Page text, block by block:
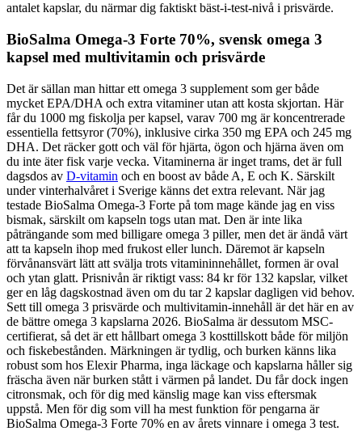
antalet kapslar, du närmar dig faktiskt bäst-i-test-nivå i prisvärde.
BioSalma Omega-3 Forte 70%, svensk omega 3
kapsel med multivitamin och prisvärde
Det är sällan man hittar ett omega 3 supplement som ger både
mycket EPA/DHA och extra vitaminer utan att kosta skjortan. Här
får du 1000 mg fiskolja per kapsel, varav 700 mg är koncentrerade
essentiella fettsyror (70%), inklusive cirka 350 mg EPA och 245 mg
DHA. Det räcker gott och väl för hjärta, ögon och hjärna även om
du inte äter fisk varje vecka. Vitaminerna är inget trams, det är full
dagsdos av D-vitamin och en boost av både A, E och K. Särskilt
under vinterhalvåret i Sverige känns det extra relevant. När jag
testade BioSalma Omega-3 Forte på tom mage kände jag en viss
bismak, särskilt om kapseln togs utan mat. Den är inte lika
påträngande som med billigare omega 3 piller, men det är ändå värt
att ta kapseln ihop med frukost eller lunch. Däremot är kapseln
förvånansvärt lätt att svälja trots vitamininnehållet, formen är oval
och ytan glatt. Prisnivån är riktigt vass: 84 kr för 132 kapslar, vilket
ger en låg dagskostnad även om du tar 2 kapslar dagligen vid behov.
Sett till omega 3 prisvärde och multivitamin-innehåll är det här en av
de bättre omega 3 kapslarna 2026. BioSalma är dessutom MSC-
certifierat, så det är ett hållbart omega 3 kosttillskott både för miljön
och fiskebestånden. Märkningen är tydlig, och burken känns lika
robust som hos Elexir Pharma, inga läckage och kapslarna håller sig
fräscha även när burken stått i värmen på landet. Du får dock ingen
citronsmak, och för dig med känslig mage kan viss eftersmak
uppstå. Men för dig som vill ha mest funktion för pengarna är
BioSalma Omega-3 Forte 70% en av årets vinnare i omega 3 test.